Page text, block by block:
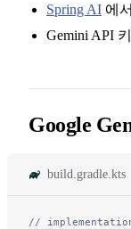
Spring AI 에
Gemini API
Google
build.gradle.kts
//